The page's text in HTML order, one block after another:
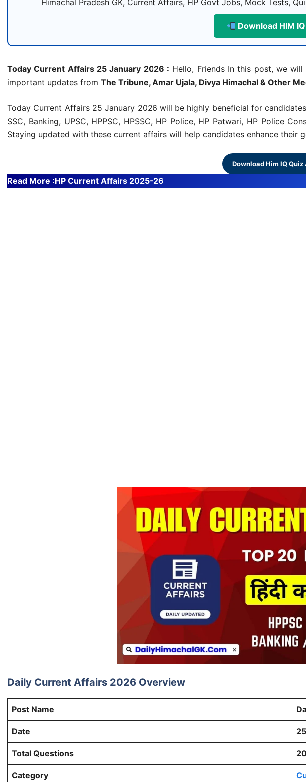
Himachal Pradesh GK, Current Affairs, HP Govt Jobs, Mock Tests,
Download HIM
Today Current Affairs 25 January 2026 : Hello, Friends In this post, we will
important updates from The Tribune, Amar Ujala, Divya Himachal & Other
Today Current Affairs 25 January 2026 will be highly beneficial for
SSC, Banking, UPSC, HPPSC, HPSSC, HP Police, HP Patwari, HP Police
Staying updated with these current affairs will help candidates enhance their
Download Him IQ Quiz
Read More :HP Current Affairs 2025-26
Daily Current Affairs 2026 Overview
Post Name
Date
Total Questions 20
Category